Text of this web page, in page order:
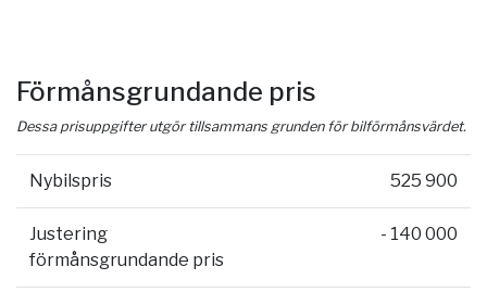
Förmånsgrundande pris
Dessa prisuppgifter utgör tillsammans grunden för bilförmånsvärdet.
Nybilspris 525 900
Justering
förmånsgrundande pris
- 140 000